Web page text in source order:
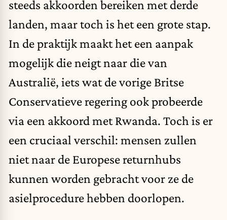
steeds akkoorden bereiken met derde
landen, maar toch is het een grote stap.
In de praktijk maakt het een aanpak
mogelijk die neigt naar die van
Australië, iets wat de vorige Britse
Conservatieve regering ook probeerde
via een akkoordmet Rwanda. Toch is er
een cruciaal verschil: mensen zullen
niet naar de Europese returnhubs
kunnen worden gebracht voor ze de
asielprocedure hebben doorlopen.